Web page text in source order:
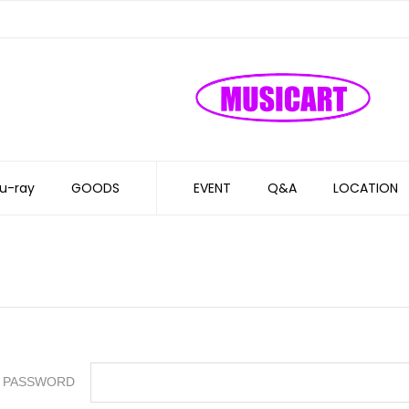
ray GOODS EVENT Q&A LOCATION
PASSWORD